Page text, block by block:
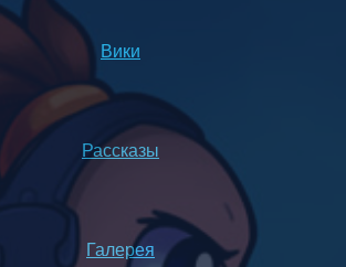
Вики
Рассказы
Галерея